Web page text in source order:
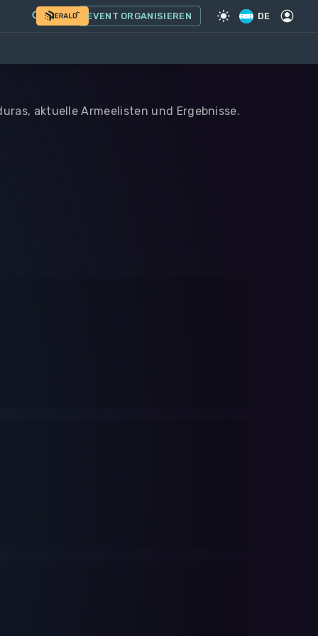
EVENT ORGANISIEREN DE
aktuelle Armeelisten und Ergebnisse.